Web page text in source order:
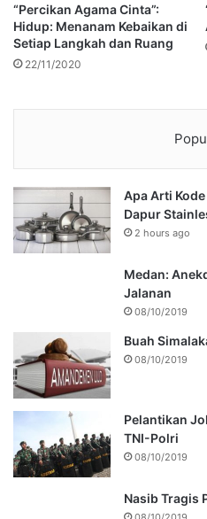
“Percikan Agama Cinta”:
Hidup: Menanam Kebaikan di
Setiap Langkah dan Ruang
22/11/2020
Apa Arti
Dapur
2 hours ago
Medan:
Jalanan
08/10/2019
Buah
08/10/2019
Pelantikan
TNI-Polri
08/10/2019
Nasib Tragis